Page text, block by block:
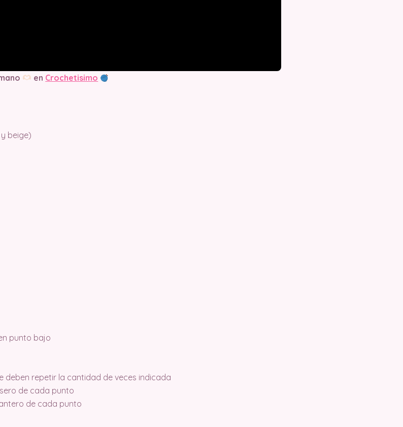
en Crochetisimo
beige)
punto bajo
deben repetir la cantidad de veces indicada
de cada punto
de cada punto